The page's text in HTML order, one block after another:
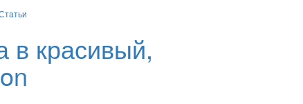
в красивый,